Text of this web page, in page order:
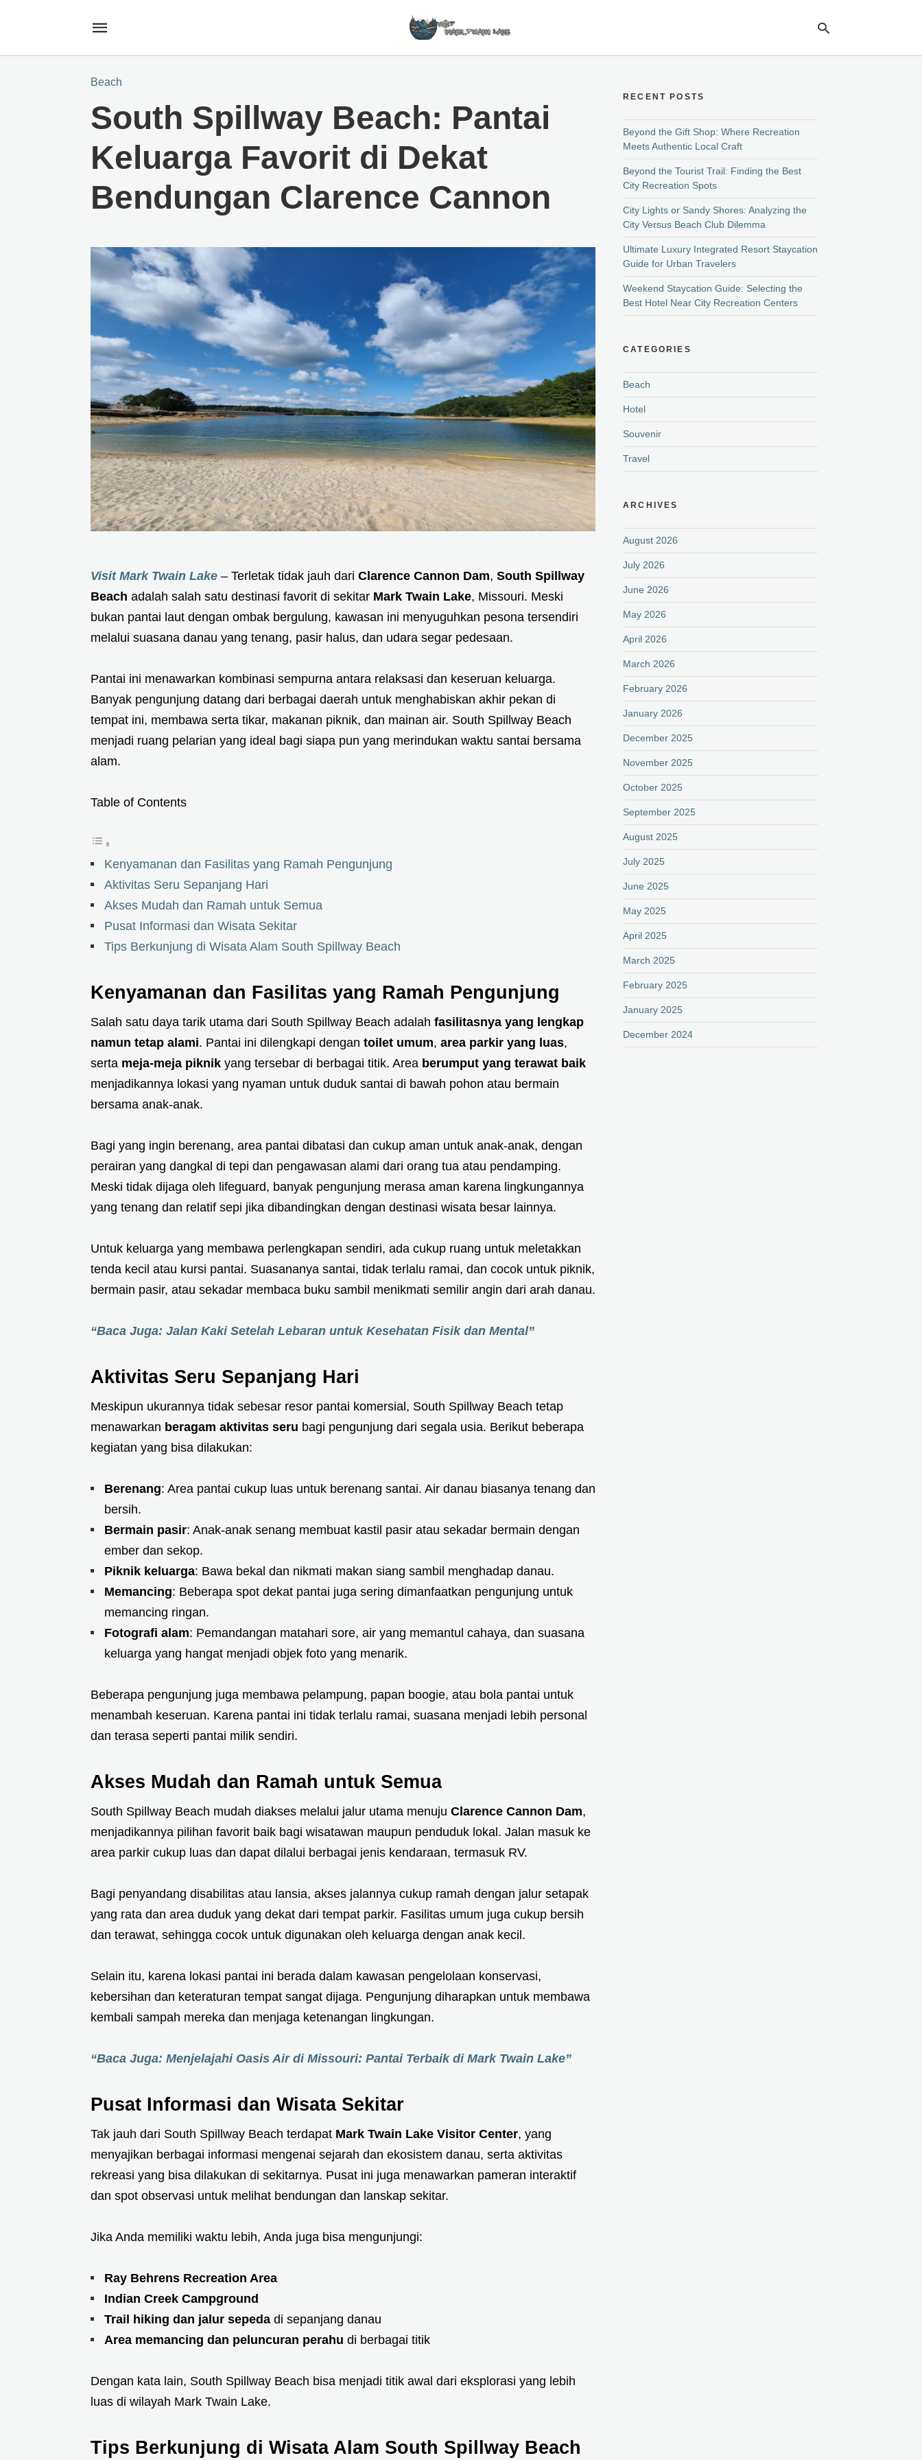
Beach
South Spillway Beach: Pantai
Keluarga Favorit di Dekat
Bendungan Clarence Cannon
Visit Mark Twain Lake – Terletak tidak jauh dari Clarence Cannon Dam, South Spillway
Beach adalah salah satu destinasi favorit di sekitar Mark Twain Lake, Missouri. Meski
bukan pantai laut dengan ombak bergulung, kawasan ini menyuguhkan pesona tersendiri
melalui suasana danau yang tenang, pasir halus, dan udara segar pedesaan.
Pantai ini menawarkan kombinasi sempurna antara relaksasi dan keseruan keluarga.
Banyak pengunjung datang dari berbagai daerah untuk menghabiskan akhir pekan di
tempat ini, membawa serta tikar, makanan piknik, dan mainan air. South Spillway Beach
menjadi ruang pelarian yang ideal bagi siapa pun yang merindukan waktu santai bersama
alam.
Table of Contents
Kenyamanan dan Fasilitas yang Ramah Pengunjung
Aktivitas Seru Sepanjang Hari
Akses Mudah dan Ramah untuk Semua
Pusat Informasi dan Wisata Sekitar
Tips Berkunjung di Wisata Alam South Spillway Beach
Kenyamanan dan Fasilitas yang Ramah Pengunjung
Salah satu daya tarik utama dari South Spillway Beach adalah fasilitasnya yang lengkap
namun tetap alami. Pantai ini dilengkapi dengan toilet umum, area parkir yang luas,
serta meja-meja piknik yang tersebar di berbagai titik. Area berumput yang terawat baik
menjadikannya lokasi yang nyaman untuk duduk santai di bawah pohon atau bermain
bersama anak-anak.
Bagi yang ingin berenang, area pantai dibatasi dan cukup aman untuk anak-anak, dengan
perairan yang dangkal di tepi dan pengawasan alami dari orang tua atau pendamping.
Meski tidak dijaga oleh lifeguard, banyak pengunjung merasa aman karena lingkungannya
yang tenang dan relatif sepi jika dibandingkan dengan destinasi wisata besar lainnya.
Untuk keluarga yang membawa perlengkapan sendiri, ada cukup ruang untuk meletakkan
tenda kecil atau kursi pantai. Suasananya santai, tidak terlalu ramai, dan cocok untuk piknik,
bermain pasir, atau sekadar membaca buku sambil menikmati semilir angin dari arah danau.
“Baca Juga: Jalan Kaki Setelah Lebaran untuk Kesehatan Fisik dan Mental”
Aktivitas Seru Sepanjang Hari
Meskipun ukurannya tidak sebesar resor pantai komersial, South Spillway Beach tetap
menawarkan beragam aktivitas seru bagi pengunjung dari segala usia. Berikut beberapa
kegiatan yang bisa dilakukan:
Berenang: Area pantai cukup luas untuk berenang santai. Air danau biasanya tenang dan
bersih.
Bermain pasir: Anak-anak senang membuat kastil pasir atau sekadar bermain dengan
ember dan sekop.
Piknik keluarga: Bawa bekal dan nikmati makan siang sambil menghadap danau.
Memancing: Beberapa spot dekat pantai juga sering dimanfaatkan pengunjung untuk
memancing ringan.
Fotografi alam: Pemandangan matahari sore, air yang memantul cahaya, dan suasana
keluarga yang hangat menjadi objek foto yang menarik.
Beberapa pengunjung juga membawa pelampung, papan boogie, atau bola pantai untuk
menambah keseruan. Karena pantai ini tidak terlalu ramai, suasana menjadi lebih personal
dan terasa seperti pantai milik sendiri.
Akses Mudah dan Ramah untuk Semua
South Spillway Beach mudah diakses melalui jalur utama menuju Clarence Cannon Dam,
menjadikannya pilihan favorit baik bagi wisatawan maupun penduduk lokal. Jalan masuk ke
area parkir cukup luas dan dapat dilalui berbagai jenis kendaraan, termasuk RV.
Bagi penyandang disabilitas atau lansia, akses jalannya cukup ramah dengan jalur setapak
yang rata dan area duduk yang dekat dari tempat parkir. Fasilitas umum juga cukup bersih
dan terawat, sehingga cocok untuk digunakan oleh keluarga dengan anak kecil.
Selain itu, karena lokasi pantai ini berada dalam kawasan pengelolaan konservasi,
kebersihan dan keteraturan tempat sangat dijaga. Pengunjung diharapkan untuk membawa
kembali sampah mereka dan menjaga ketenangan lingkungan.
“Baca Juga: Menjelajahi Oasis Air di Missouri: Pantai Terbaik di Mark Twain Lake”
Pusat Informasi dan Wisata Sekitar
Tak jauh dari South Spillway Beach terdapat Mark Twain Lake Visitor Center, yang
menyajikan berbagai informasi mengenai sejarah dan ekosistem danau, serta aktivitas
rekreasi yang bisa dilakukan di sekitarnya. Pusat ini juga menawarkan pameran interaktif
dan spot observasi untuk melihat bendungan dan lanskap sekitar.
Jika Anda memiliki waktu lebih, Anda juga bisa mengunjungi:
Ray Behrens Recreation Area
Indian Creek Campground
Trail hiking dan jalur sepeda di sepanjang danau
Area memancing dan peluncuran perahu di berbagai titik
Dengan kata lain, South Spillway Beach bisa menjadi titik awal dari eksplorasi yang lebih
luas di wilayah Mark Twain Lake.
Tips Berkunjung di Wisata Alam South Spillway Beach
RECENT POSTS
Beyond the Gift Shop: Where Recreation
Meets Authentic Local Craft
Beyond the Tourist Trail: Finding the Best
City Recreation Spots
City Lights or Sandy Shores: Analyzing the
City Versus Beach Club Dilemma
Ultimate Luxury Integrated Resort Staycation
Guide for Urban Travelers
Weekend Staycation Guide: Selecting the
Best Hotel Near City Recreation Centers
CATEGORIES
Beach
Hotel
Souvenir
Travel
ARCHIVES
August 2026
July 2026
June 2026
May 2026
April 2026
March 2026
February 2026
January 2026
December 2025
November 2025
October 2025
September 2025
August 2025
July 2025
June 2025
May 2025
April 2025
March 2025
February 2025
January 2025
December 2024